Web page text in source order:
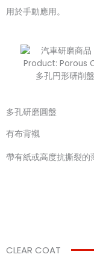
用於手動應用。
多孔研磨圓盤
有布背襯
帶有紙或高度抗撕裂的
CLEAR COAT